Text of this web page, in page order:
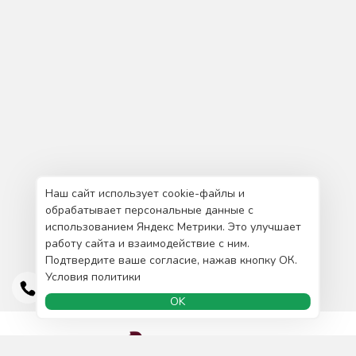
Наш сайт использует cookie-файлы и
обрабатывает персональные данные с
использованием Яндекс Метрики. Это улучшает
работу сайта и взаимодействие с ним.
Подтвердите ваше согласие, нажав кнопку ОК.
Условия политики
OK